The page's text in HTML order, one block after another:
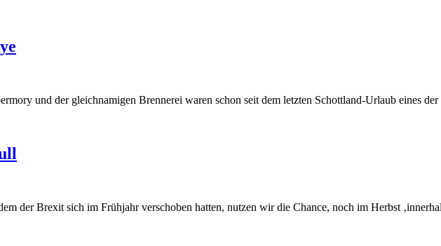
und der gleichnamigen Brennerei waren schon seit dem letzten Schottland-Urlaub eines
der Brexit sich im Frühjahr verschoben hatten, nutzen wir die Chance, noch im Herbst